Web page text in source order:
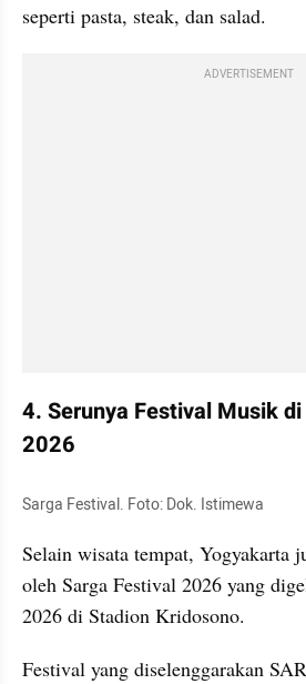
seperti pasta, steak, dan salad.
ADVERTISEMENT
4. Serunya Festival Musik
2026
Sarga Festival. Foto: Dok. Istimewa
Selain wisata tempat, Yogyakarta
oleh Sarga Festival 2026 yang
2026 di Stadion Kridosono.
Festival yang diselenggarakan